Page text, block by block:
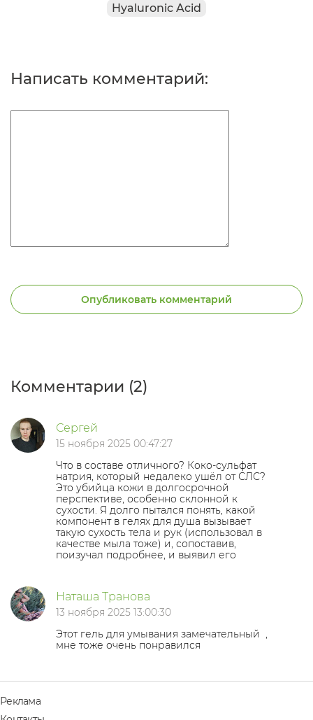
Hyaluronic Acid
Написать комментарий:
Опубликовать комментарий
Комментарии (2)
Сергей
15 ноября 2025 00:47:27
Что в составе отличного? Коко-сульфат
натрия, который недалеко ушёл от СЛС?
Это убийца кожи в долгосрочной
перспективе, особенно склонной к
сухости. Я долго пытался понять, какой
компонент в гелях для душа вызывает
такую сухость тела и рук (использовал в
качестве мыла тоже) и, сопоставив,
поизучал подробнее, и выявил его
Наташа Транова
13 ноября 2025 13:00:30
Этот гель для умывания замечательный
,
мне тоже очень понравился
Реклама